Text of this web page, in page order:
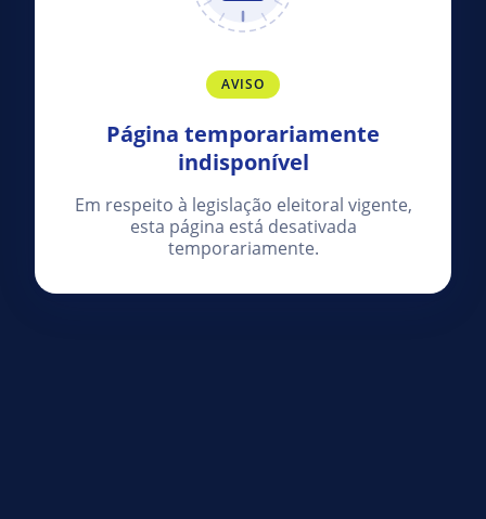
AVISO
Página temporariamente
indisponível
Em respeito à legislação eleitoral vigente,
esta página está desativada
temporariamente.